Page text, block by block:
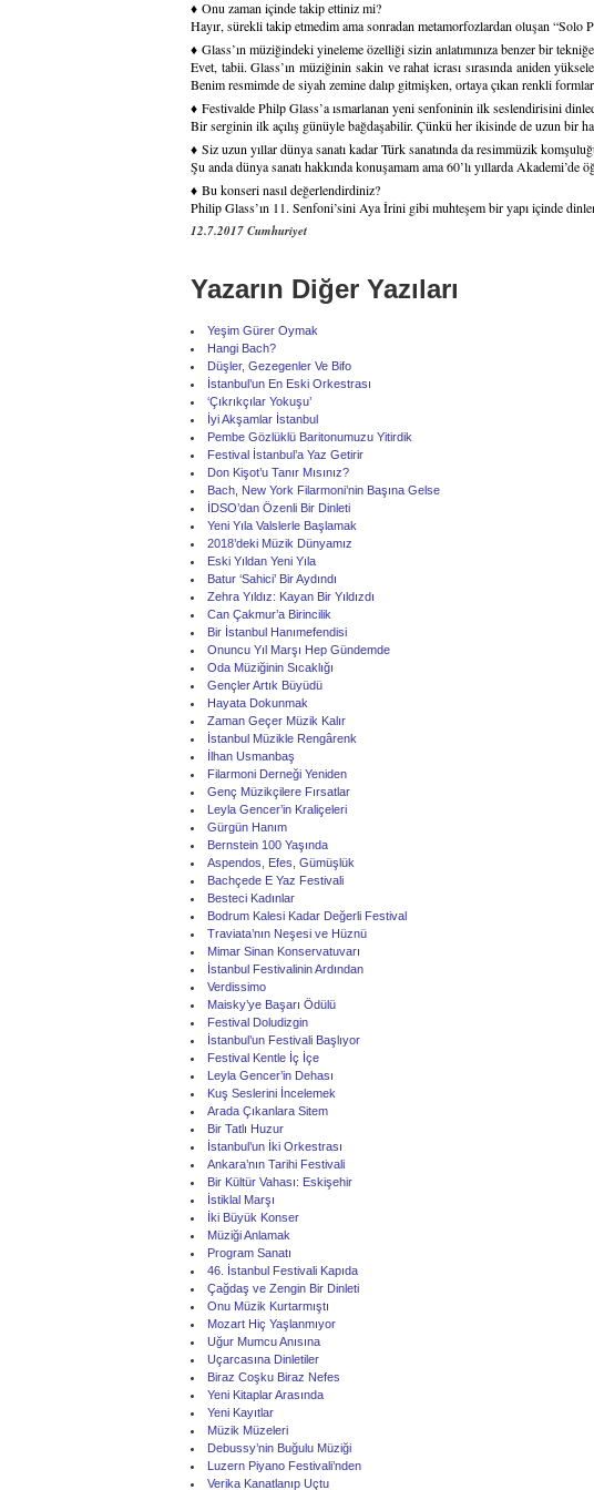
♦ Onu zaman içinde takip ettiniz mi?
Hayır, sürekli takip etmedim ama sonradan metamorfozlardan oluşan “Solo
♦ Glass’ın müziğindeki yineleme özelliği sizin anlatımınıza benzer bir
Evet, tabii. Glass’ın müziğinin sakin ve rahat icrası sırasında aniden
Benim resmimde de siyah zemine dalıp gitmişken, ortaya çıkan renkli
♦ Festivalde Philp Glass’a ısmarlanan yeni senfoninin ilk seslendirisini
Bir serginin ilk açılış günüyle bağdaşabilir. Çünkü her ikisinde de uzun bir
♦ Siz uzun yıllar dünya sanatı kadar Türk sanatında da resimmüzik
Şu anda dünya sanatı hakkında konuşamam ama 60’lı yıllarda
♦ Bu konseri nasıl değerlendirdiniz?
Philip Glass’ın 11. Senfoni’sini Aya İrini gibi muhteşem bir yapı içinde
12.7.2017 Cumhuriyet
Yazarın Diğer Yazıları
Yeşim Gürer Oymak
Hangi Bach?
Düşler, Gezegenler Ve Bifo
İstanbul’un En Eski Orkestrası
‘Çıkrıkçılar Yokuşu’
İyi Akşamlar İstanbul
Pembe Gözlüklü Baritonumuzu Yitirdik
Festival İstanbul’a Yaz Getirir
Don Kişot’u Tanır Mısınız?
Bach, New York Filarmoni’nin Başına Gelse
İDSO’dan Özenli Bir Dinleti
Yeni Yıla Valslerle Başlamak
2018’deki Müzik Dünyamız
Eski Yıldan Yeni Yıla
Batur ‘Sahici’ Bir Aydındı
Zehra Yıldız: Kayan Bir Yıldızdı
Can Çakmur’a Birincilik
Bir İstanbul Hanımefendisi
Onuncu Yıl Marşı Hep Gündemde
Oda Müziğinin Sıcaklığı
Gençler Artık Büyüdü
Hayata Dokunmak
Zaman Geçer Müzik Kalır
İstanbul Müzikle Rengârenk
İlhan Usmanbaş
Filarmoni Derneği Yeniden
Genç Müzikçilere Fırsatlar
Leyla Gencer’in Kraliçeleri
Gürgün Hanım
Bernstein 100 Yaşında
Aspendos, Efes, Gümüşlük
Bachçede E Yaz Festivali
Besteci Kadınlar
Bodrum Kalesi Kadar Değerli Festival
Traviata’nın Neşesi ve Hüznü
Mimar Sinan Konservatuvarı
İstanbul Festivalinin Ardından
Verdissimo
Maisky’ye Başarı Ödülü
Festival Doludizgin
İstanbul’un Festivali Başlıyor
Festival Kentle İç İçe
Leyla Gencer’in Dehası
Kuş Seslerini İncelemek
Arada Çıkanlara Sitem
Bir Tatlı Huzur
İstanbul’un İki Orkestrası
Ankara’nın Tarihi Festivali
Bir Kültür Vahası: Eskişehir
İstiklal Marşı
İki Büyük Konser
Müziği Anlamak
Program Sanatı
46. İstanbul Festivali Kapıda
Çağdaş ve Zengin Bir Dinleti
Onu Müzik Kurtarmıştı
Mozart Hiç Yaşlanmıyor
Uğur Mumcu Anısına
Uçarcasına Dinletiler
Biraz Coşku Biraz Nefes
Yeni Kitaplar Arasında
Yeni Kayıtlar
Müzik Müzeleri
Debussy’nin Buğulu Müziği
Luzern Piyano Festivali’nden
Verika Kanatlanıp Uçtu